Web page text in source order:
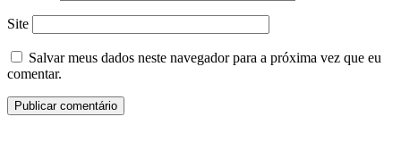
Site
Salvar meus dados neste navegador para a próxima vez que eu
comentar.